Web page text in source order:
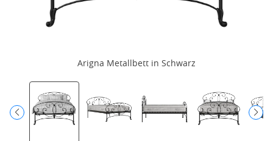
Arigna Metallbett in Schwarz